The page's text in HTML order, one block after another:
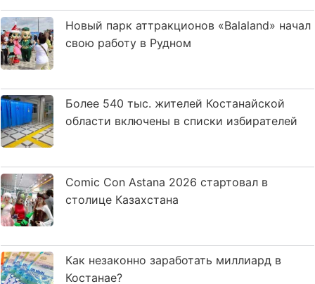
Новый парк аттракционов «Balaland» начал
свою работу в Рудном
Более 540 тыс. жителей Костанайской
области включены в списки избирателей
Comic Con Astana 2026 стартовал в
столице Казахстана
Как незаконно заработать миллиард в
Костанае?